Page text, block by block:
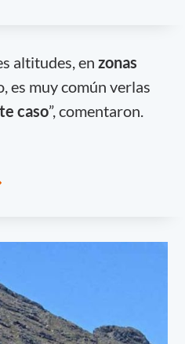
altitudes, en zonas
es muy común verlas
caso”, comentaron.